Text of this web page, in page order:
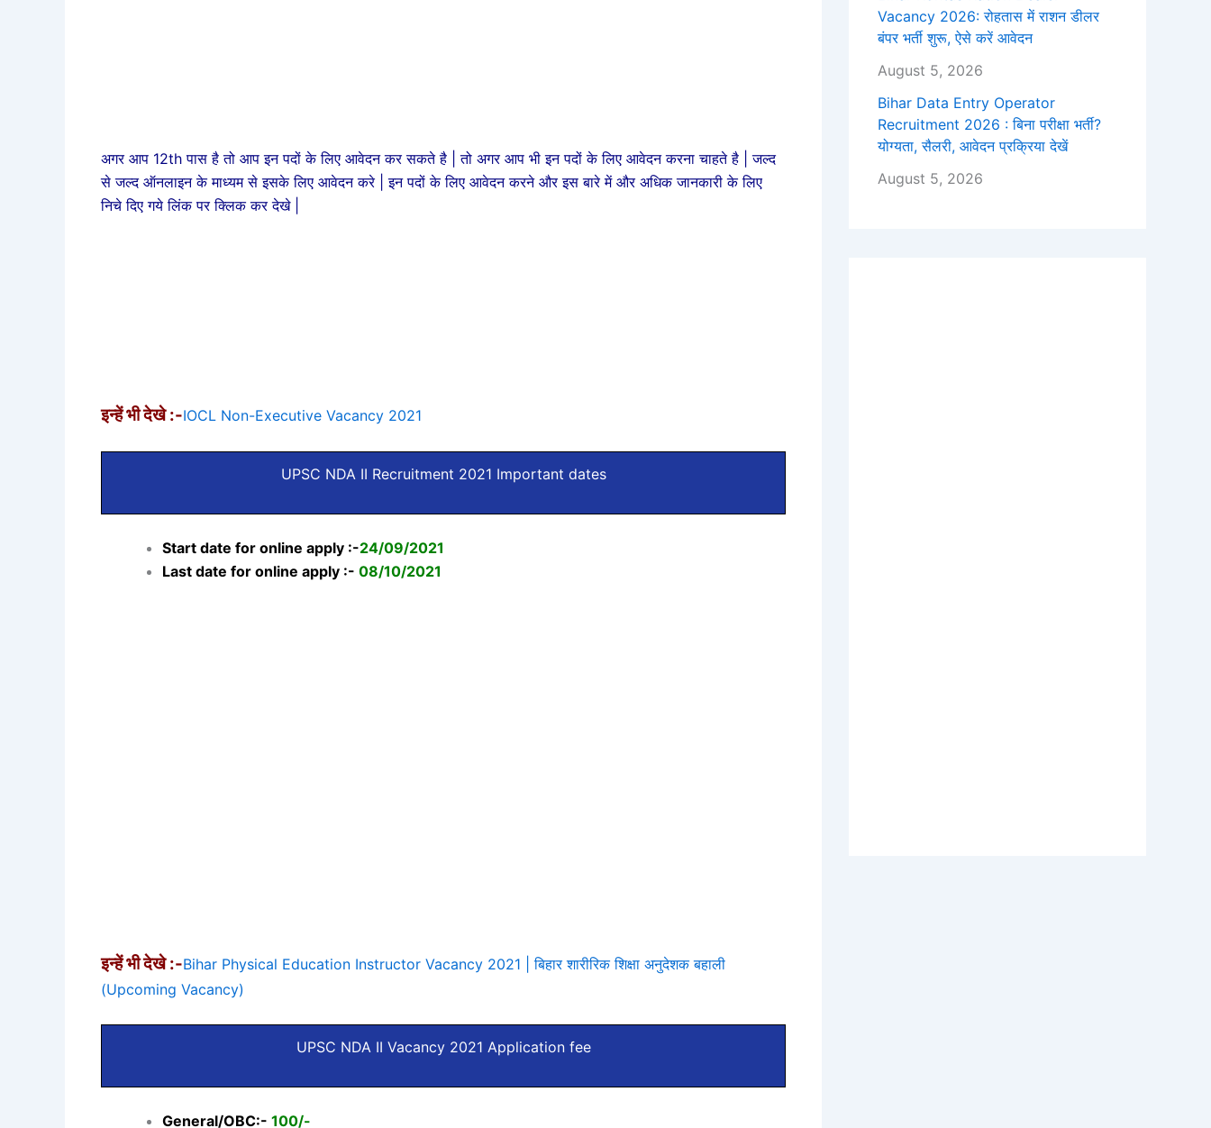
अगर आप 12th पास है तो आप इन पदों के लिए आवेदन कर सकते है | तो अगर आप भी इन पदों के लिए आवेदन करना चाहते है | जल्द
से जल्द ऑनलाइन के माध्यम से इसके लिए आवेदन करे | इन पदों के लिए आवेदन करने और इस बारे में और अधिक जानकारी के लिए
निचे दिए गये लिंक पर क्लिक कर देखे |
इन्हें भी देखे :-IOCL Non-Executive Vacancy 2021
UPSC NDA II Recruitment 2021 Important dates
Start date for online apply :-24/09/2021
Last date for online apply :- 08/10/2021
इन्हें भी देखे :-Bihar Physical Education Instructor Vacancy 2021 | बिहार शारीरिक शिक्षा अनुदेशक बहाली
(Upcoming Vacancy)
UPSC NDA II Vacancy 2021 Application fee
General/OBC:- 100/-
Vacancy 2026: रोहतास में राशन डीलर
बंपर भर्ती शुरू, ऐसे करें आवेदन
August 5, 2026
Bihar Data Entry Operator
Recruitment 2026 : बिना परीक्षा भर्ती?
योग्यता, सैलरी, आवेदन प्रक्रिया देखें
August 5, 2026